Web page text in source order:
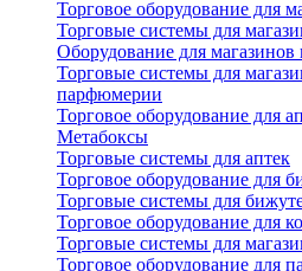
Торговое оборудование для
Торговые системы для
Оборудование для
Торговые системы для
парфюмерии
Торговое оборудование для
Метабоксы
Торговые системы для аптек
Торговое оборудование для
Торговые системы для
Торговое оборудование для
Торговые системы для
Торговое оборудование для